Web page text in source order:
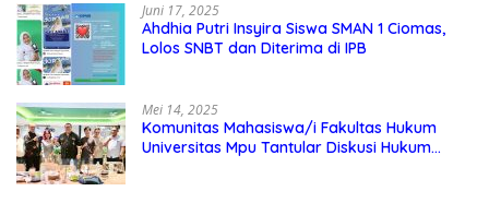
Juni 17, 2025
Ahdhia Putri Insyira Siswa SMAN 1 Ciomas,
Lolos SNBT dan Diterima di IPB
Mei 14, 2025
Komunitas Mahasiswa/i Fakultas Hukum
Universitas Mpu Tantular Diskusi Hukum